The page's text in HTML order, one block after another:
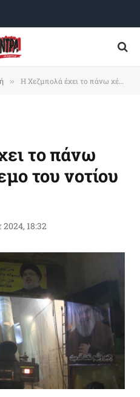
» H Xεζμπολά έχει το πάνω χέρι στον πόλεμο του νοτίου Λιβάνου
το πάνω
του νοτίου
2024, 18:32